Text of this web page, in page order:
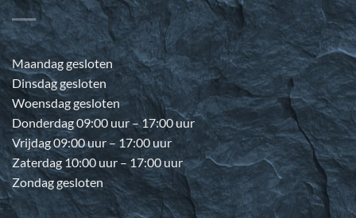
Maandag gesloten
Dinsdag gesloten
Woensdag gesloten
Donderdag 09:00 uur – 17:00 uur
Vrijdag 09:00 uur – 17:00 uur
Zaterdag 10:00 uur – 17:00 uur
Zondag gesloten